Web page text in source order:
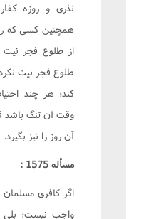
نذری و روزه
همچنین کسی که
از طلوع فجر نیت
طلوع فجر نیت
کند؛ هر چند
وقت آن تنگ باشد
آن روز را نیز بگیرد.
مسأله 1575 :
اگر کافری
واجب نیست؛ بلی